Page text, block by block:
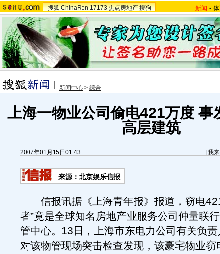
搜狐 ChinaRen 17173 焦点房地产 搜狗 新闻 -
新闻中心 > 综合
上海一物业公司偷电421万度 事
高层建筑
2007年01月15日01:43 [我
来源：北京娱乐信报
信报讯据《上海青年报》报道，窃电
者”竟是全球知名房地产业服务公司仲量联
管中心。13日，上海市东电力公司有关负
对该物管现场突击检查发现，该豪宅物业窃